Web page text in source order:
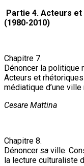
Partie 4. Acteurs
(1980-2010)
Chapitre 7.
Dénoncer la politique
Acteurs et
médiatique d’une
Cesare Mattina
Chapitre 8.
Dénoncer sa ville.
la lecture culturaliste